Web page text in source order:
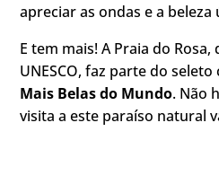
apreciar as ondas e a beleza
E tem mais! A Praia do
UNESCO, faz parte do
Mais Belas do Mundo. Não
visita a este paraíso natural